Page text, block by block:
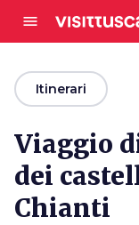
menu
arrow_backItinerari
Viaggio
dei
Chianti